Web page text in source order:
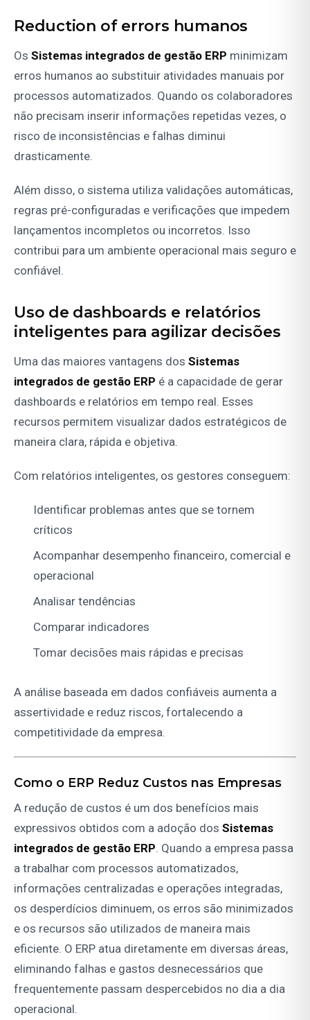
Reduction of errors humanos
Os Sistemas integrados de gestão ERP minimizam
erros humanos ao substituir atividades manuais por
processos automatizados. Quando os colaboradores
não precisam inserir informações repetidas vezes, o
risco de inconsistências e falhas diminui
drasticamente.
Além disso, o sistema utiliza validações automáticas,
regras pré-configuradas e verificações que impedem
lançamentos incompletos ou incorretos. Isso
contribui para um ambiente operacional mais seguro e
confiável.
Uso de dashboards e relatórios
inteligentes para agilizar decisões
Uma das maiores vantagens dos Sistemas
integrados de gestão ERP é a capacidade de gerar
dashboards e relatórios em tempo real. Esses
recursos permitem visualizar dados estratégicos de
maneira clara, rápida e objetiva.
Com relatórios inteligentes, os gestores conseguem:
Identificar problemas antes que se tornem
críticos
Acompanhar desempenho financeiro, comercial e
operacional
Analisar tendências
Comparar indicadores
Tomar decisões mais rápidas e precisas
A análise baseada em dados confiáveis aumenta a
assertividade e reduz riscos, fortalecendo a
competitividade da empresa.
Como o ERP Reduz Custos nas Empresas
A redução de custos é um dos benefícios mais
expressivos obtidos com a adoção dos Sistemas
integrados de gestão ERP. Quando a empresa passa
a trabalhar com processos automatizados,
informações centralizadas e operações integradas,
os desperdícios diminuem, os erros são minimizados
e os recursos são utilizados de maneira mais
eficiente. O ERP atua diretamente em diversas áreas,
eliminando falhas e gastos desnecessários que
frequentemente passam despercebidos no dia a dia
operacional.